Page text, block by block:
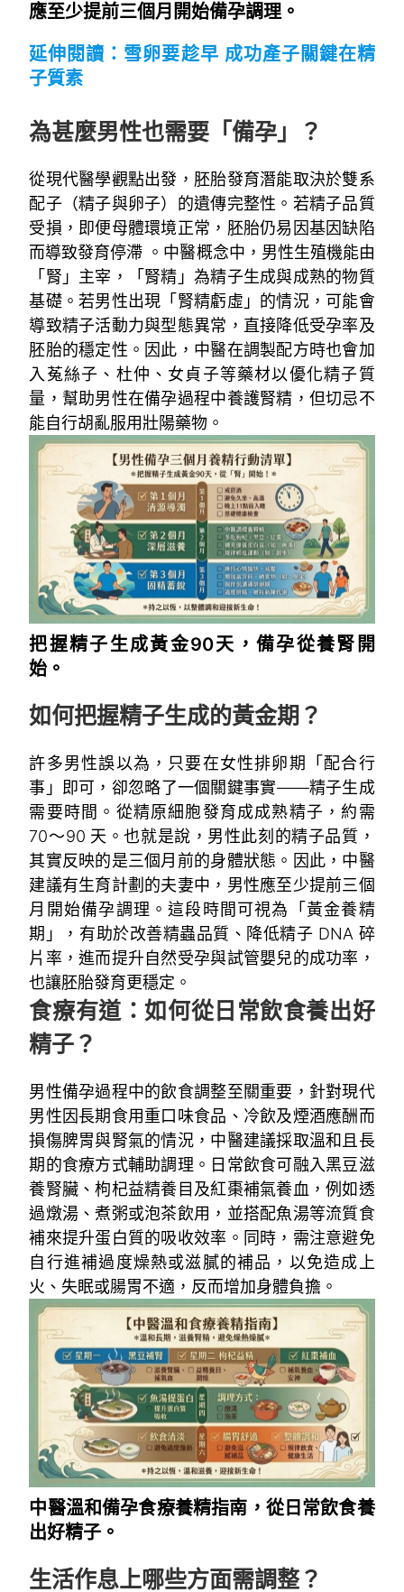
應至少提前三個月開始備孕調理。
延伸閱讀： 雪卵要趁早 成功產子關鍵在精
子質素
為甚麼男性也需要「備孕」？
從現代醫學觀點出發，胚胎發育潛能取決於雙系
配子（精子與卵子）的遺傳完整性。若精子品質
受損，即便母體環境正常，胚胎仍易因基因缺陷
而導致發育停滯 。中醫概念中，男性生殖機能由
「腎」主宰，「腎精」為精子生成與成熟的物質
基礎。若男性出現「腎精虧虛」的情況，可能會
導致精子活動力與型態異常，直接降低受孕率及
胚胎的穩定性。因此，中醫在調製配方時也會加
入菟絲子、杜仲、女貞子等藥材以優化精子質
量，幫助男性在備孕過程中養護腎精，但切忌不
能自行胡亂服用壯陽藥物。
把握精子生成黃金90天，備孕從養腎開
始。
如何把握精子生成的黃金期？
許多男性誤以為，只要在女性排卵期「配合行
事」即可，卻忽略了一個關鍵事實——精子生成
需要時間。從精原細胞發育成成熟精子，約需
70～90 天。也就是說，男性此刻的精子品質，
其實反映的是三個月前的身體狀態。因此，中醫
建議有生育計劃的夫妻中，男性應至少提前三個
月開始備孕調理。這段時間可視為「黃金養精
期」，有助於改善精蟲品質、降低精子 DNA 碎
片率，進而提升自然受孕與試管嬰兒的成功率，
也讓胚胎發育更穩定。
食療有道：如何從日常飲食養出好
精子？
男性備孕過程中的飲食調整至關重要，針對現代
男性因長期食用重口味食品、冷飲及煙酒應酬而
損傷脾胃與腎氣的情況，中醫建議採取溫和且長
期的食療方式輔助調理。日常飲食可融入黑豆滋
養腎臟、枸杞益精養目及紅棗補氣養血，例如透
過燉湯、煮粥或泡茶飲用，並搭配魚湯等流質食
補來提升蛋白質的吸收效率。同時，需注意避免
自行進補過度燥熱或滋膩的補品，以免造成上
火、失眠或腸胃不適，反而增加身體負擔。
中醫溫和備孕食療養精指南，從日常飲食養
出好精子。
生活作息上哪些方面需調整？